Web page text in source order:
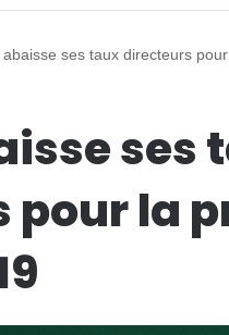
abaisse ses taux directeurs
ses
la